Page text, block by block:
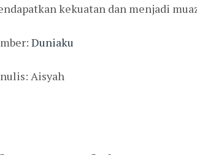
kekuatan dan menjadi
Duniaku
Aisyah